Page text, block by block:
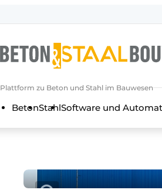
Allgemeine Bedingungen
Beton & Stahlbau |
Veranstaltung anmelden
Plattform zu Beton und Stahl im Bauwesen
BetonStahlSoftware und